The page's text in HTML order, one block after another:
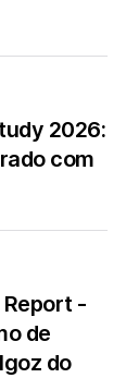
2026:
com
-
de
do